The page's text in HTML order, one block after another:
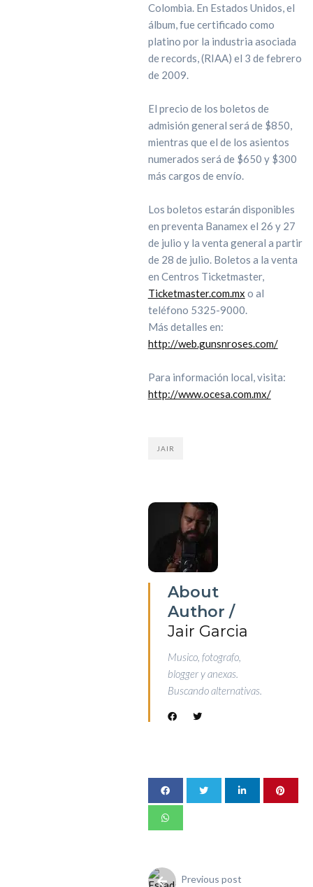
Colombia. En Estados Unidos, el
álbum, fue certificado como
platino por la industria asociada
de records, (RIAA) el 3 de febrero
de 2009.
El precio de los boletos de
admisión general será de $850,
mientras que el de los asientos
numerados será de $650 y $300
más cargos de envío.
Los boletos estarán disponibles
en preventa Banamex el 26 y 27
de julio y la venta general a partir
de 28 de julio. Boletos a la venta
en Centros Ticketmaster,
Ticketmaster.com.mx o al
teléfono 5325-9000.
Más detalles en:
http://web.gunsnroses.com/
Para información local, visita:
http://www.ocesa.com.mx/
JAIR
About
Author /
Jair Garcia
Musico, fotografo,
blogger y anexas.
Buscando alternativas.
Previous post